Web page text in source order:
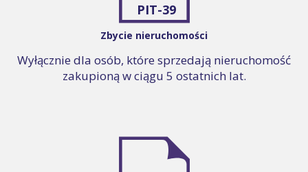
PIT-39
Zbycie nieruchomości
Wyłącznie dla osób, które sprzedają nieruchomość
zakupioną w ciągu 5 ostatnich lat.